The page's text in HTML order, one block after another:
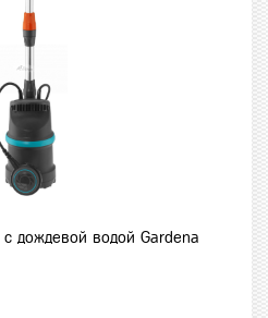
дождевой водой Gardena